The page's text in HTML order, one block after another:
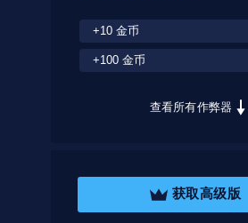
+10 金币
+100 金币
查看所有作弊器
获取高级版